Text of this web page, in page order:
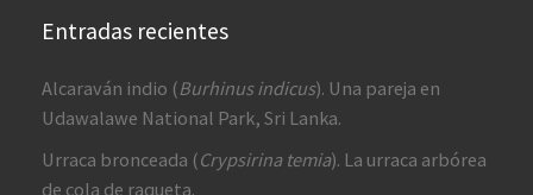
Entradas recientes
Alcaraván indio (Burhinus indicus). Una pareja en
Udawalawe National Park, Sri Lanka.
Urraca bronceada (Crypsirina temia). La urraca arbórea
de cola de raqueta.